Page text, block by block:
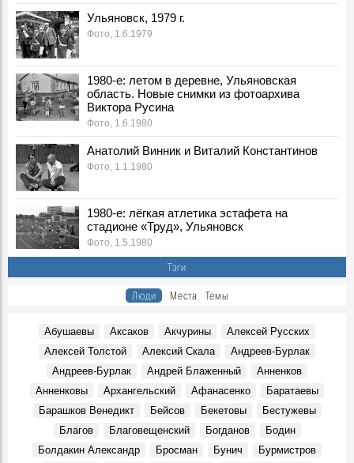
Телеграмма
События, 7 Августа 1981
Сюда идут миллионы
События, 7 Августа 1982
Добрым словом помянут
События, 7 Августа 1982
Пленум Цильнинского райкома КПСС
События, 7 Августа 1991
Из репортажа Г.А. Демочкина на «Радио России»:
События, 7 Августа 1992
Ульяновские вездеходы завоевывают американский
рынок
События, 7 Августа 1993
Из записок Г.А. Демочкина:
Лауреат Нобелевской премии Ж.И. Алферов в
Ленинском мемориале
"Кроме очень немногих, в России нет недовольных":
Первая русская революция в симбирских пределах
События, 7 Августа 1906
Хулиганистый характер. 70 лет — заслуженному тренеру
Росии Юрию Скобелину
Герои, 7 Августа 1952
Подкулачник или подкаблучник?
События, 7 Августа 1932
Ульяновск, 1979 г.
Фото, 1.6.1979
1980-е: летом в деревне, Ульяновская
область. Новые снимки из фотоархива
Виктора Русина
Фото, 1.6.1980
Анатолий Винник и Виталий Константинов
Фото, 1.1.1980
1980-е: лёгкая атлетика эстафета на
стадионе «Труд», Ульяновск
Фото, 1.5.1980
Тэги
Люди Места Темы
Абушаевы Аксаков Акчурины
Алексей Русских
Алексей Толстой
Алексий Скала
Андреев-Бурлак
Андреев-Бурлак
Андрей Блаженный
Анненков
Анненковы
Архангельский Афанасенко
Баратаевы
Барашков Венедикт
Бейсов Бекетовы
Бестужевы
Благов
Благовещенский Богданов
Бодин
Болдакин Александр
Бросман Бунич
Бурмистров